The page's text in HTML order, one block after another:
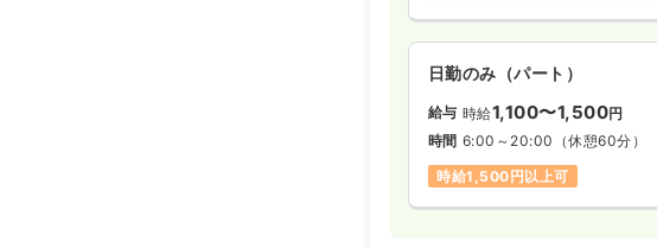
日勤のみ（パート）
給与 時給1,100〜1,500円
時間 6:00～20:00 （休憩60分）
時給1,500円以上可